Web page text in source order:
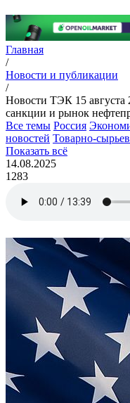
Главная
/
Новости и публикации
/
Новости ТЭК 15
санкции и рынок
Все темы Россия
новостей Товарно-
Показать всё
14.08.2025
1283